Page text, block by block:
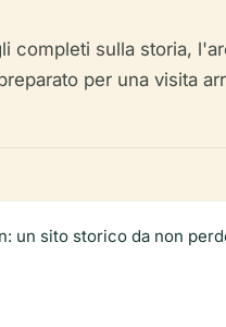
completi sulla storia,
per una visita
un sito storico da non